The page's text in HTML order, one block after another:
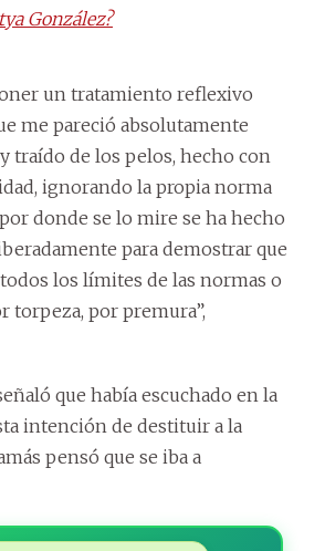
González?
un tratamiento reflexivo
me pareció absolutamente
traído de los pelos, hecho con
ignorando la propia norma
donde se lo mire se ha hecho
para demostrar que
los límites de las normas o
torpeza, por premura”,
que había escuchado en la
intención de destituir a la
pensó que se iba a